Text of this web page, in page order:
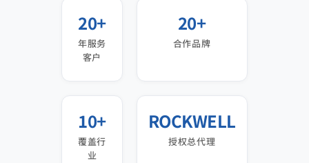
20+
年服务
客户
20+
合作品牌
10+
覆盖行
业
ROCKWELL
授权总代理